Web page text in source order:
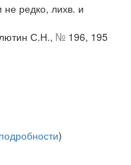
редко, лихв. и
С.Н., № 196, 195
подробности)